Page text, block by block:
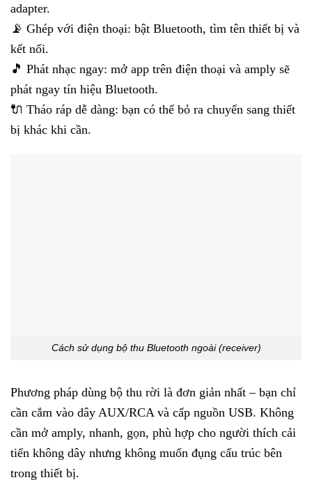
adapter.
📡 Ghép với điện thoại: bật Bluetooth, tìm tên thiết bị và
kết nối.
🎵 Phát nhạc ngay: mở app trên điện thoại và amply sẽ
phát ngay tín hiệu Bluetooth.
🔌 Tháo ráp dễ dàng: bạn có thể bỏ ra chuyển sang thiết
bị khác khi cần.
Cách sử dụng bộ thu Bluetooth ngoài (receiver)
Phương pháp dùng bộ thu rời là đơn giản nhất – bạn chỉ
cần cắm vào dây AUX/RCA và cấp nguồn USB. Không
cần mở amply, nhanh, gọn, phù hợp cho người thích cải
tiến không dây nhưng không muốn đụng cấu trúc bên
trong thiết bị.